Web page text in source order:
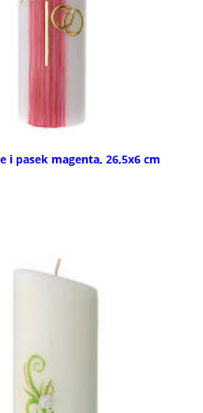
i pasek magenta, 26,5x6 cm